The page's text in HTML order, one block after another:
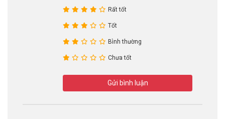
Rất tốt
Tốt
Bình thường
Chưa tốt
Gửi bình luận